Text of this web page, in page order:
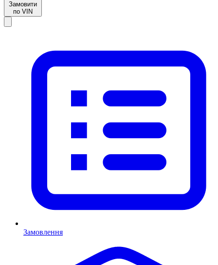
Замовити
по VIN
Замовлення